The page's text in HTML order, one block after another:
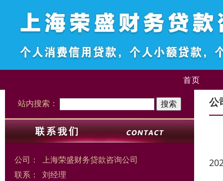
首页
站内搜索：
公司：
上海荣盛财务贷款咨询公司
联系：
刘经理
公